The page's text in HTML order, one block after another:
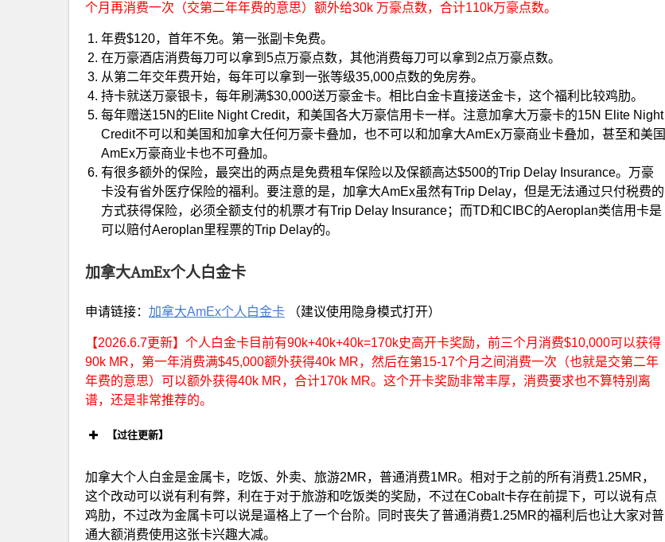
个月再消费一次（交第二年年费的意思）额外给30k 万豪点数，合计110k万豪点数。
年费$120，首年不免。第一张副卡免费。
在万豪酒店消费每刀可以拿到5点万豪点数，其他消费每刀可以拿到2点万豪点数。
从第二年交年费开始，每年可以拿到一张等级35,000点数的免房券。
持卡就送万豪银卡，每年刷满$30,000送万豪金卡。相比白金卡直接送金卡，这个福利比较鸡肋。
每年赠送15N的Elite Night Credit，和美国各大万豪信用卡一样。注意加拿大万豪卡的15N Elite Night
Credit不可以和美国和加拿大任何万豪卡叠加，也不可以和加拿大AmEx万豪商业卡叠加，甚至和美国
AmEx万豪商业卡也不可叠加。
有很多额外的保险，最突出的两点是免费租车保险以及保额高达$500的Trip Delay Insurance。万豪
卡没有省外医疗保险的福利。要注意的是，加拿大AmEx虽然有Trip Delay，但是无法通过只付税费的
方式获得保险，必须全额支付的机票才有Trip Delay Insurance；而TD和CIBC的Aeroplan类信用卡是
可以赔付Aeroplan里程票的Trip Delay的。
加拿大AmEx个人白金卡
申请链接： 加拿大AmEx个人白金卡 （建议使用隐身模式打开）
【2026.6.7更新】个人白金卡目前有90k+40k+40k=170k史高开卡奖励，前三个月消费$10,000可以获得
90k MR，第一年消费满$45,000额外获得40k MR，然后在第15-17个月之间消费一次（也就是交第二年
年费的意思）可以额外获得40k MR，合计170k MR。这个开卡奖励非常丰厚，消费要求也不算特别离
谱，还是非常推荐的。
【过往更新】
加拿大个人白金是金属卡，吃饭、外卖、旅游2MR，普通消费1MR。相对于之前的所有消费1.25MR，
这个改动可以说有利有弊，利在于对于旅游和吃饭类的奖励，不过在Cobalt卡存在前提下，可以说有点
鸡肋，不过改为金属卡可以说是逼格上了一个台阶。同时丧失了普通消费1.25MR的福利后也让大家对普
通大额消费使用这张卡兴趣大减。